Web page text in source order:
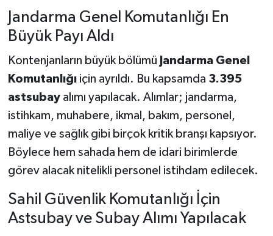
Jandarma Genel Komutanlığı En
Büyük Payı Aldı
Kontenjanların büyük bölümü Jandarma Genel
Komutanlığıiçin ayrıldı. Bu kapsamda 3.395
astsubayalımı yapılacak. Alımlar; jandarma,
istihkam, muhabere, ikmal, bakım, personel,
maliye ve sağlık gibi birçok kritik branşı kapsıyor.
Böylece hem sahada hem de idari birimlerde
görev alacak nitelikli personel istihdam edilecek.
Sahil Güvenlik Komutanlığı İçin
Astsubay ve Subay Alımı Yapılacak